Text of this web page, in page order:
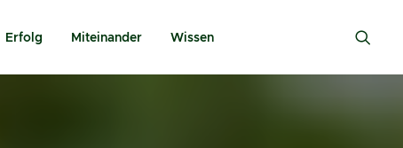
Erfolg Miteinander Wissen